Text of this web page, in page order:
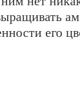
его